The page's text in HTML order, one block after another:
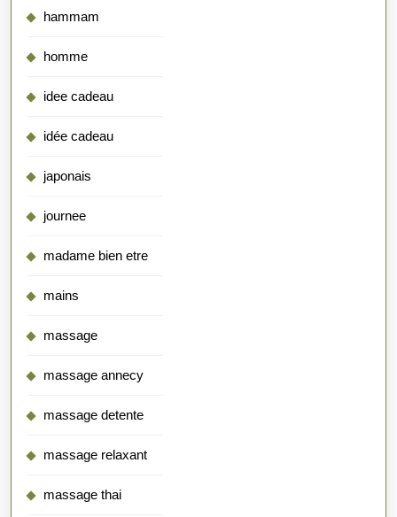
hammam
homme
idee cadeau
idée cadeau
japonais
journee
madame bien etre
mains
massage
massage annecy
massage detente
massage relaxant
massage thai